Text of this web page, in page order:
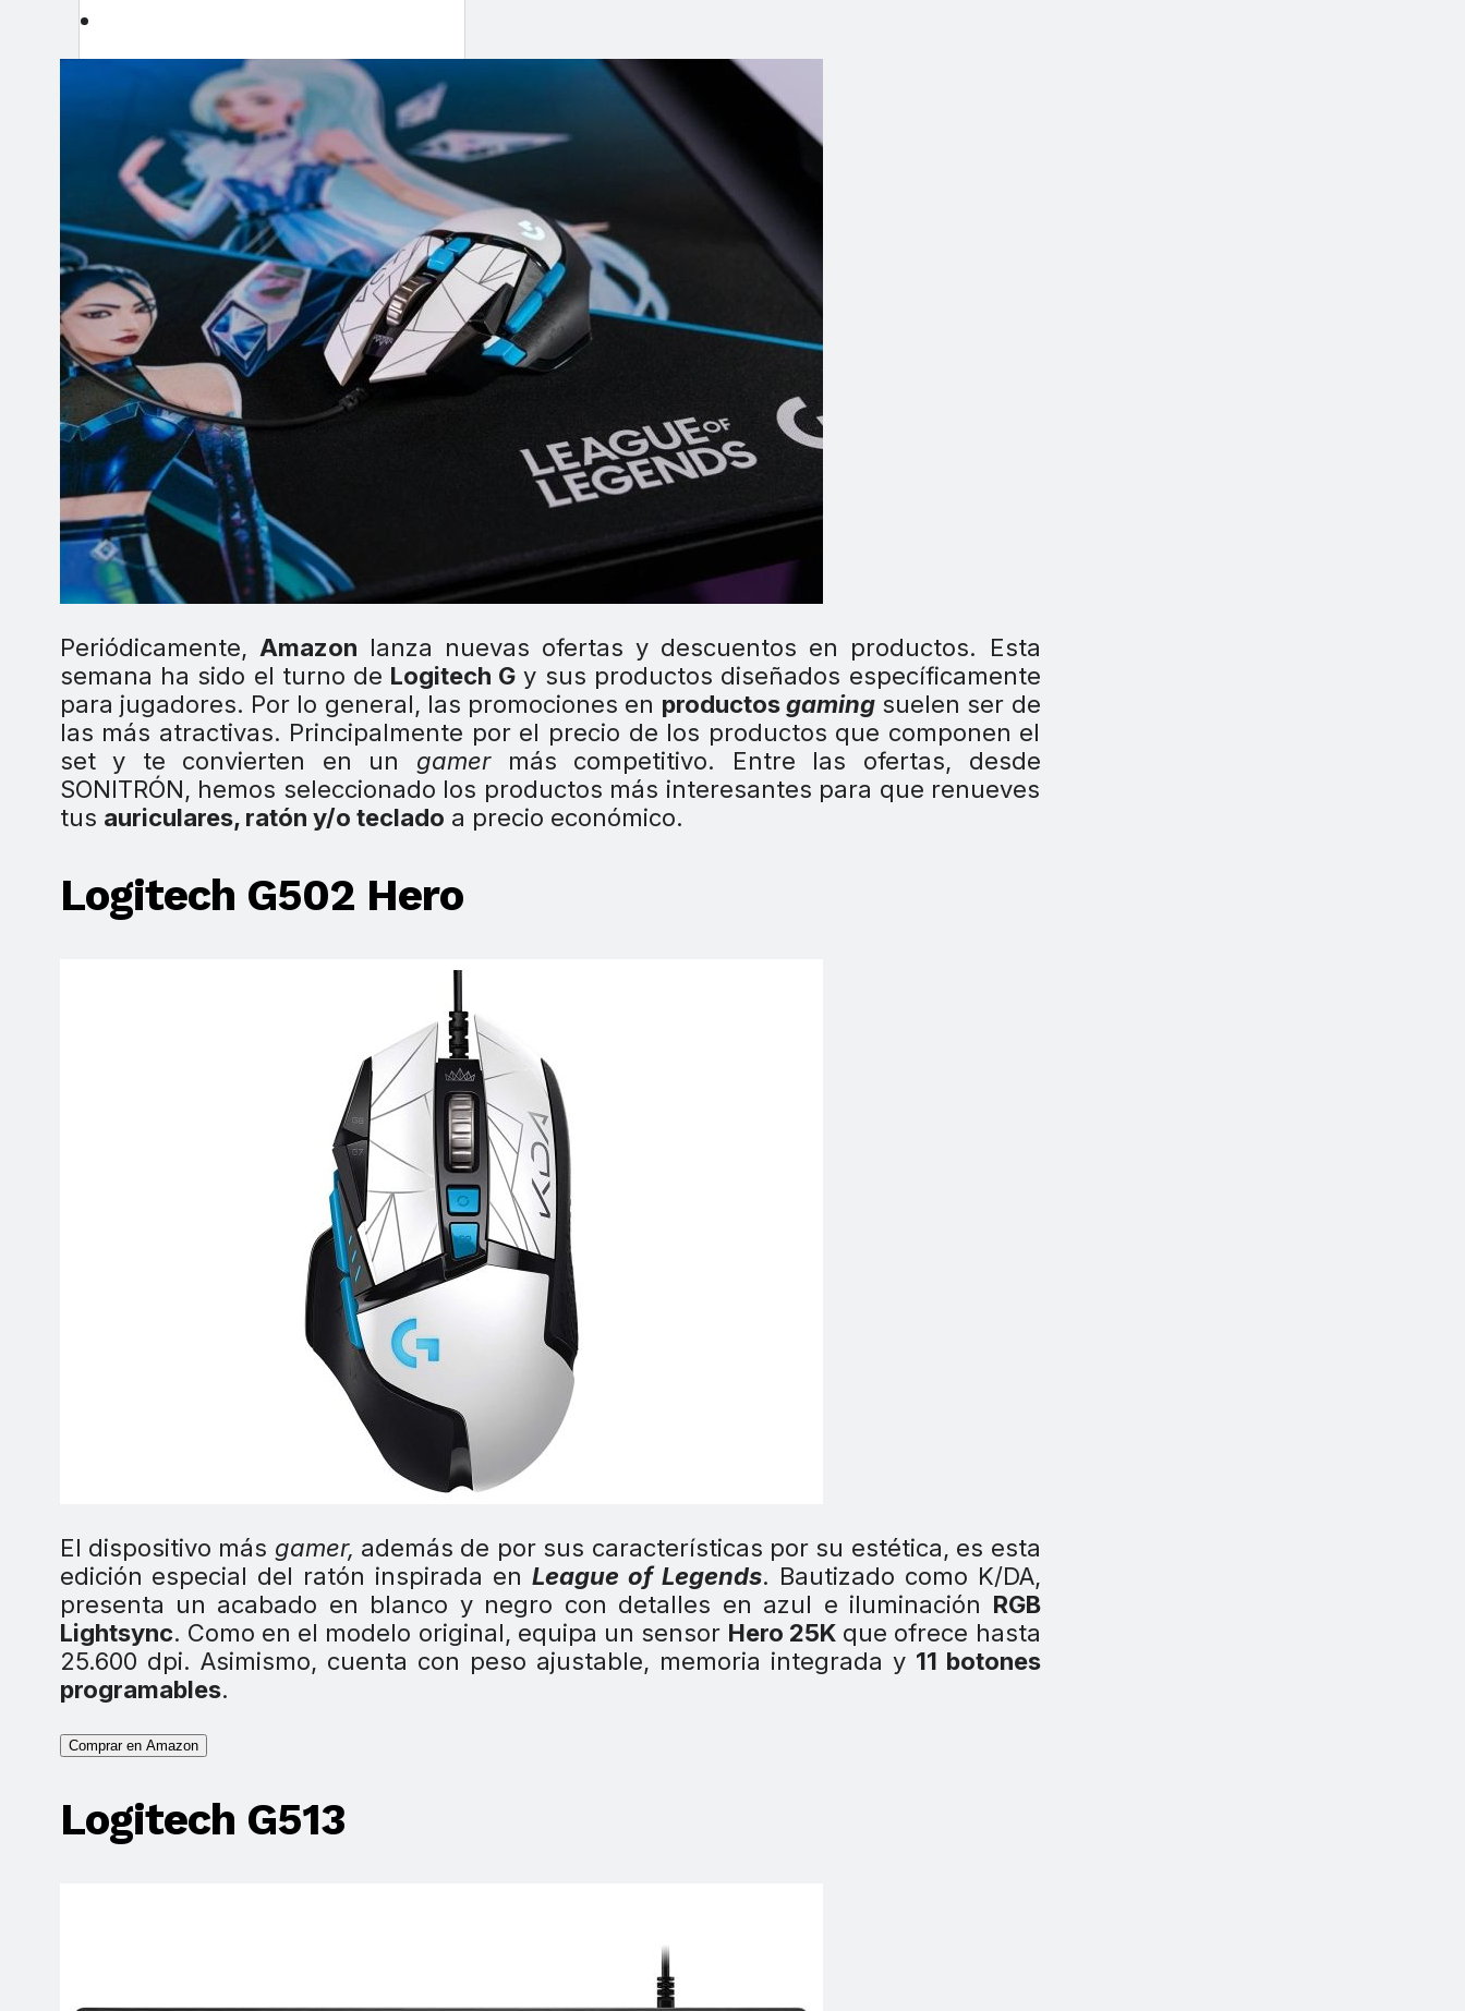
Periódicamente, Amazon lanza nuevas ofertas y descuentos en productos. Esta
semana ha sido el turno de Logitech Gy sus productos diseñados específicamente
para jugadores. Por lo general, las promociones en productosgamingsuelen ser de
las más atractivas. Principalmente por el precio de los productos que componen el
set y te convierten en un gamermás competitivo. Entre las ofertas, desde
SONITRÓN, hemos seleccionado los productos más interesantes para que renueves
tus auriculares, ratón y/o teclado a precio económico.
Logitech G502 Hero
El dispositivo más gamer, además de por sus características por su estética, es esta
edición especial del ratón inspirada en League of Legends. Bautizado como K/DA,
presenta un acabado en blanco y negro con detalles en azul e iluminación RGB
Lightsync. Como en el modelo original, equipa un sensor Hero 25Kque ofrece hasta
25.600 dpi. Asimismo, cuenta con peso ajustable, memoria integrada y 11 botones
programables.
Comprar en Amazon
Logitech G513